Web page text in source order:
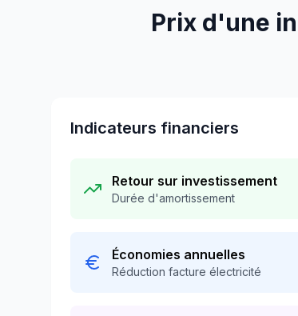
Prix d'une
Indicateurs financiers
Retour sur investissement
Durée d'amortissement
Économies annuelles
Réduction facture électricité